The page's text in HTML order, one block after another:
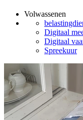
Volwassenen
Digitaal
Digitaal
Spreekuur